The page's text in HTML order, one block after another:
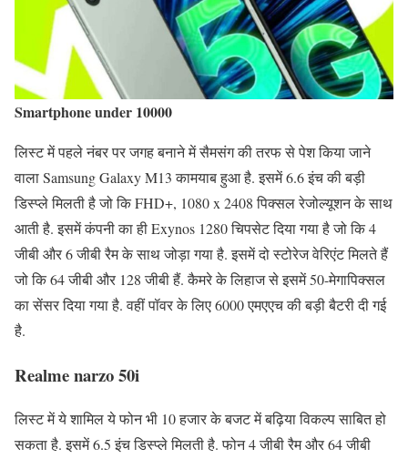
Smartphone under 10000
लिस्ट में पहले नंबर पर जगह बनाने में सैमसंग की तरफ से पेश किया जाने
वाला Samsung Galaxy M13 कामयाब हुआ है. इसमें 6.6 इंच की बड़ी
डिस्प्ले मिलती है जो कि FHD+, 1080 x 2408 पिक्सल रेजोल्यूशन के साथ
आती है. इसमें कंपनी का ही Exynos 1280 चिपसेट दिया गया है जो कि 4
जीबी और 6 जीबी रैम के साथ जोड़ा गया है. इसमें दो स्टोरेज वेरिएंट मिलते हैं
जो कि 64 जीबी और 128 जीबी हैं. कैमरे के लिहाज से इसमें 50-मेगापिक्सल
का सेंसर दिया गया है. वहीं पॉवर के लिए 6000 एमएएच की बड़ी बैटरी दी गई
है.
Realme narzo 50i
लिस्ट में ये शामिल ये फोन भी 10 हजार के बजट में बढ़िया विकल्प साबित हो
सकता है. इसमें 6.5 इंच डिस्प्ले मिलती है. फोन 4 जीबी रैम और 64 जीबी